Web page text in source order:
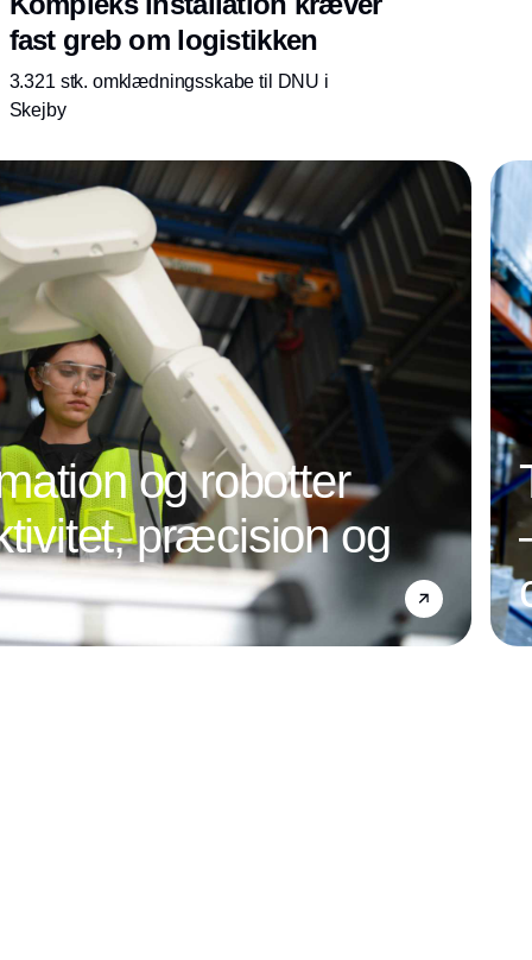
fast greb om logistikken
3.321 stk. omklædningsskabe til DNU i
Skejby
og robotter
præcision og